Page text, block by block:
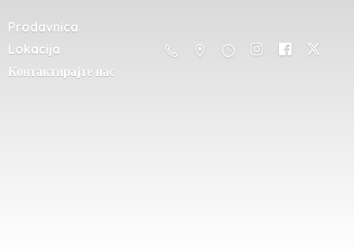
Prodavnica
Lokacija
Контактирајте нас